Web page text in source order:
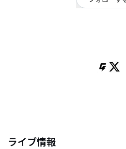
カリストとして活動してきた夏未のコーラ
ライブ情報